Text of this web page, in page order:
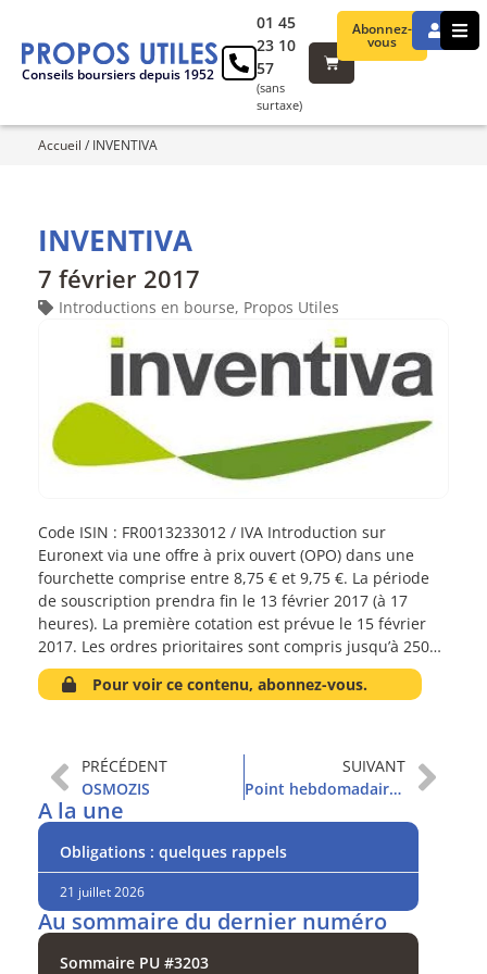
Conseils boursiers depuis 1952
Abonnez-
vous
01 45
23 10
57
(sans
surtaxe)
Accueil / INVENTIVA
INVENTIVA
7 février 2017
Introductions en bourse, Propos Utiles
Code ISIN : FR0013233012 / IVA Introduction sur
Euronext via une offre à prix ouvert (OPO) dans une
fourchette comprise entre 8,75 € et 9,75 €. La période
de souscription prendra fin le 13 février 2017 (à 17
heures). La première cotation est prévue le 15 février
2017. Les ordres prioritaires sont compris jusqu’à 250…
Pour voir ce contenu, abonnez-vous.
PRÉCÉDENT
OSMOZIS
SUIVANT
Point hebdomadaire et sommaire
A la une
Obligations : quelques rappels
21 juillet 2026
Au sommaire du dernier numéro
Sommaire PU #3203